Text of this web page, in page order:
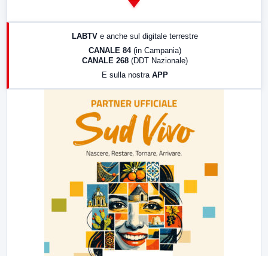
17:00 LabNews (replica)
LABTV e anche sul digitale terrestre
CANALE 84 (in Campania)
CANALE 268 (DDT Nazionale)
E sulla nostra APP